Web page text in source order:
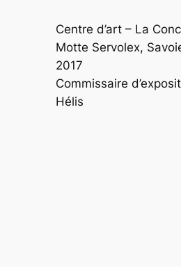
Centre d’art – La
Motte Servolex,
2017
Commissaire
Hélis